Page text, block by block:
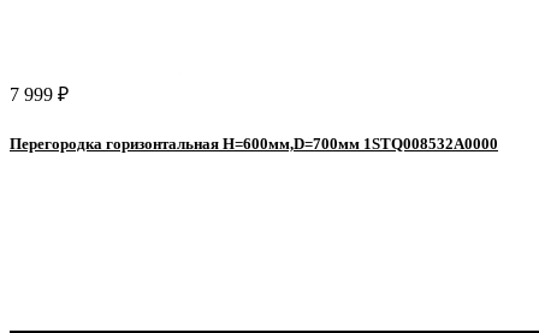
7 999 ₽
Перегородка горизонтальная Н=600мм,D=700мм 1STQ008532A0000